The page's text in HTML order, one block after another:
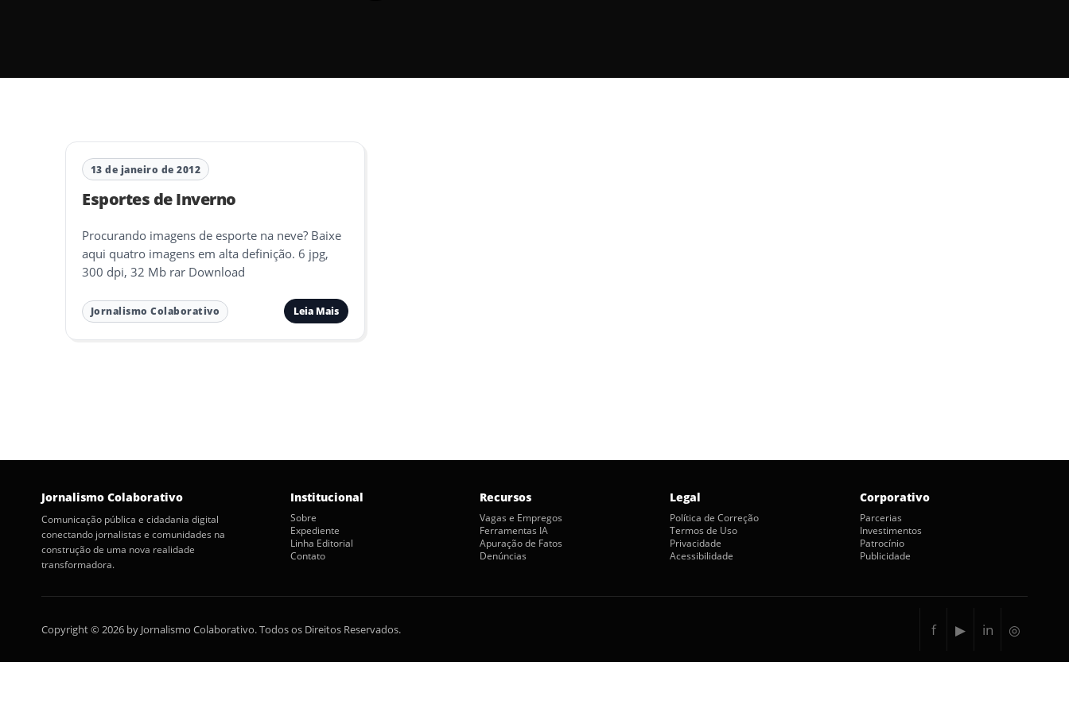
13 de janeiro de 2012
Esportes de Inverno
Procurando imagens de esporte na neve? Baixe
aqui quatro imagens em alta definição. 6 jpg,
300 dpi, 32 Mb rar Download
Jornalismo Colaborativo Leia Mais
Jornalismo Colaborativo
Comunicação pública e cidadania digital
conectando jornalistas e comunidades na
construção de uma nova realidade
transformadora.
Institucional
Sobre
Expediente
Linha Editorial
Contato
Recursos
Vagas e Empregos
Ferramentas IA
Apuração de Fatos
Denúncias
Legal
Política de Correção
Termos de Uso
Privacidade
Acessibilidade
Corporativo
Parcerias
Investimentos
Patrocínio
Publicidade
Copyright © 2026 by Jornalismo Colaborativo. Todos os Direitos Reservados. f ▶ in ◎